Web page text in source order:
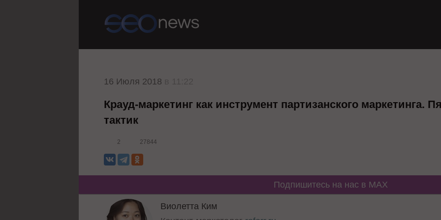
16 Июля 2018
Крауд-маркетинг как инструмент партизанского маркетинга.
тактик
2 27844
Подпишитесь на нас в MAX
Виолетта Ким